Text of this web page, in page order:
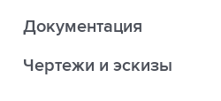
Документация
Чертежи и эскизы